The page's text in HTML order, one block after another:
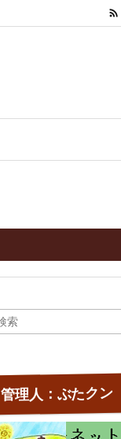

管理人：ぶたクン